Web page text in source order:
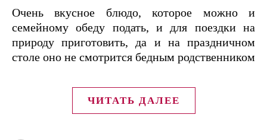
Очень вкусное блюдо, которое можно и
семейному обеду подать, и для поездки на
природу приготовить, да и на праздничном
столе оно не смотрится бедным родственником
ЧИТАТЬ ДАЛЕЕ